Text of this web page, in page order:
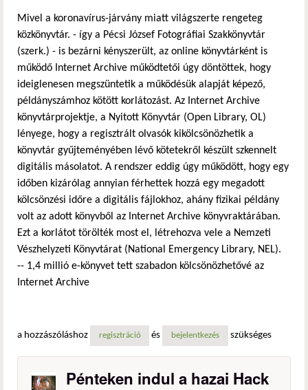
Mivel a koronavírus-járvány miatt világszerte rengeteg
közkönyvtár. - így a Pécsi József Fotográfiai Szakkönyvtár
(szerk.) - is bezárni kényszerült, az online könyvtárként is
működő Internet Archive működtetői úgy döntöttek, hogy
ideiglenesen megszüntetik a működésük alapját képező,
példányszámhoz kötött korlátozást. Az Internet Archive
könyvtárprojektje, a Nyitott Könyvtár (Open Library, OL)
lényege, hogy a regisztrált olvasók kikölcsönözhetik a
könyvtár gyűjteményében lévő kötetekről készült szkennelt
digitális másolatot. A rendszer eddig úgy működött, hogy egy
időben kizárólag annyian férhettek hozzá egy megadott
kölcsönzési időre a digitális fájlokhoz, ahány fizikai példány
volt az adott könyvből az Internet Archive könyvraktárában.
Ezt a korlátot törölték most el, létrehozva vele a Nemzeti
Vészhelyzeti Könyvtárat (National Emergency Library, NEL).
-- 1,4 millió e-könyvet tett szabadon kölcsönözhetővé az
Internet Archive
a hozzászóláshoz regisztráció és bejelentkezés szükséges
Pénteken indul a hazai Hack